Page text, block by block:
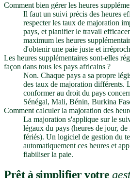
Comment bien gérer les heures
Il faut un suivi précis des heures
respecter les taux de majoration
pays, et planifier le travail
maximum les heures
d'obtenir une paie juste et
Les heures supplémentaires sont-elles
façon dans tous les pays africains ?
Non. Chaque pays a sa propre
des taux de majoration différents.
conformer au droit du pays
Sénégal, Mali, Bénin, Burkina
Comment calculer la majoration des
La majoration s'applique sur le
légaux du pays (heures de jour,
fériés). Un logiciel de gestion du
automatiquement ces heures et
fiabiliser la paie.
Prêt à simplifier votre